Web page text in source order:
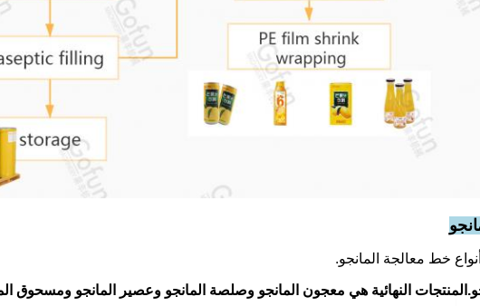
النهائية هي معجون المانجو وصلصة المانجو وعصير المانجو ومسحوق